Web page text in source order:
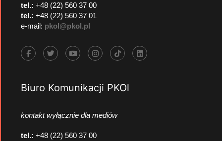
tel.: +48 (22) 560 37 00
tel.: +48 (22) 560 37 01
e-mail: pkol@pkol.pl
Biuro Komunikacji PKOl
kontakt wyłącznie dla mediów
tel.: +48 (22) 560 37 00